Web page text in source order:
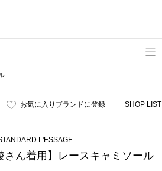
お気に入りブランドに登録 SHOP LIST
L'ESSAGE
さん着用】レースキャミソール